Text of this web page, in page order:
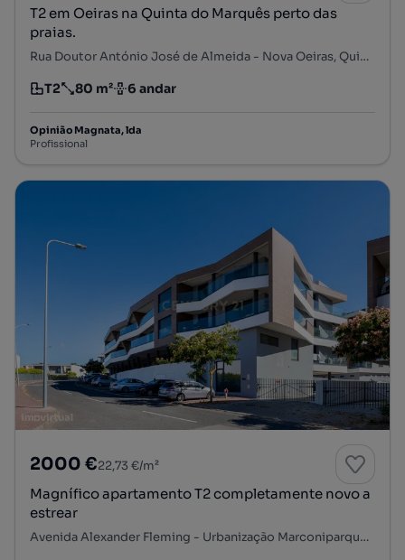
T2 em Oeiras na Quinta do Marquês perto das
praias.
Rua Doutor António José de Almeida - Nova Oeiras, Quinta do Marquês, Oeiras e S. Julião da Barra, Paço de Arcos e Caxias, Oeiras, Lisboa
Tipologia
T2
Preço por metro quadrado
80 m²
Andar 6 andar
Opinião Magnata, lda
Profissional
2000 €22,73 €/m²
Magnífico apartamento T2 completamente novo a
estrear
Avenida Alexander Fleming - Urbanização Marconiparque, Serra de Carnaxide, Venteira, Amadora, Lisboa